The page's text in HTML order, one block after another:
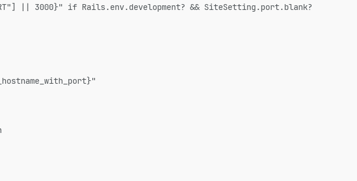
|| 3000}" if Rails.env.development? && SiteSetting.port.blank?